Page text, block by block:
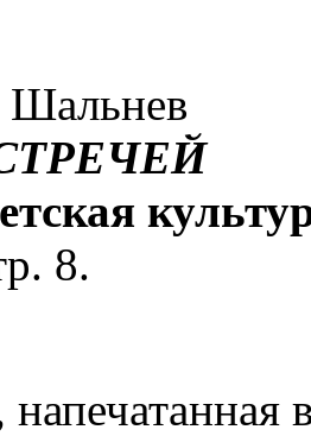
Шальнев
8.
напечатанная